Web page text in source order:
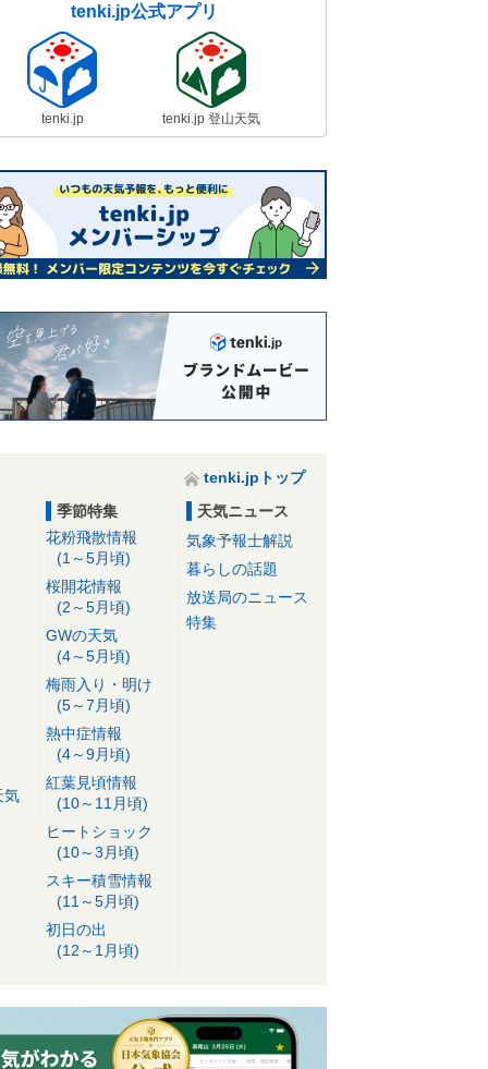
tenki.jp公式アプリ
tenki.jp tenki.jp 登山天気
tenki.jpトップ
気
季節特集
花粉飛散情報
(1～5月頃)
桜開花情報
(2～5月頃)
GWの天気
(4～5月頃)
梅雨入り・明け
(5～7月頃)
熱中症情報
(4～9月頃)
紅葉見頃情報
(10～11月頃)
ヒートショック
(10～3月頃)
スキー積雪情報
(11～5月頃)
初日の出
(12～1月頃)
天気ニュース
気象予報士解説
暮らしの話題
放送局のニュース
特集